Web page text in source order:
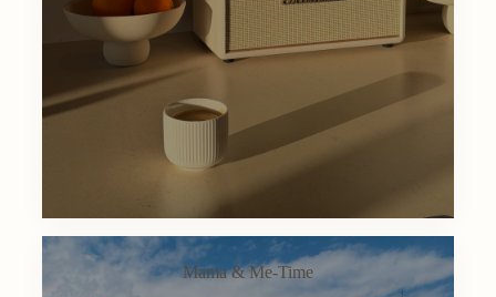
Mama & Me-Time